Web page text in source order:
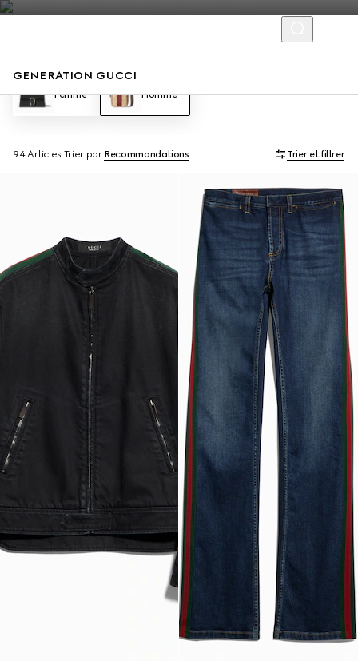
GENERATION GUCCI
Femme Homme
94 Articles Trier par Recommandations Trier et filtrer